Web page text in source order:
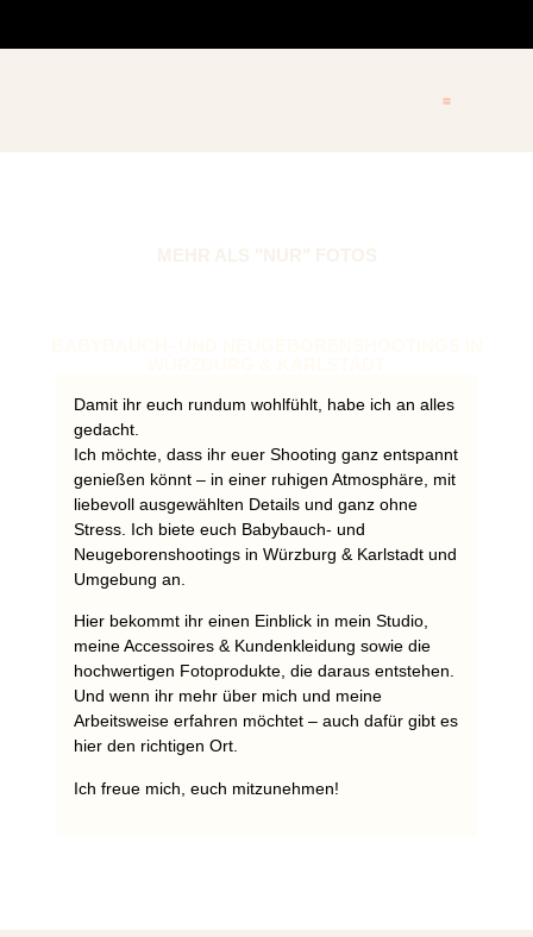
Damit ihr euch rundum wohlfühlt, habe ich an alles
gedacht.
Ich möchte, dass ihr euer Shooting ganz entspannt
genießen könnt – in einer ruhigen Atmosphäre, mit
liebevoll ausgewählten Details und ganz ohne
Stress. Ich biete euch Babybauch- und
Neugeborenshootings in Würzburg & Karlstadt und
Umgebung an.
Hier bekommt ihr einen Einblick in mein Studio,
meine Accessoires & Kundenkleidung sowie die
hochwertigen Fotoprodukte, die daraus entstehen.
Und wenn ihr mehr über mich und meine
Arbeitsweise erfahren möchtet – auch dafür gibt es
hier den richtigen Ort.
Ich freue mich, euch mitzunehmen!